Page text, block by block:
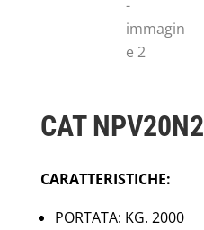
CAT NPV20N2
CARATTERISTICHE:
PORTATA: KG. 2000